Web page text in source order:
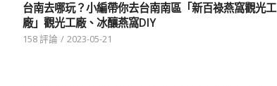
台南去哪玩？小編帶你去台南南區「新百祿燕窩觀光工
廠」觀光工廠、冰釀燕窩DIY
158 評論 / 2023-05-21